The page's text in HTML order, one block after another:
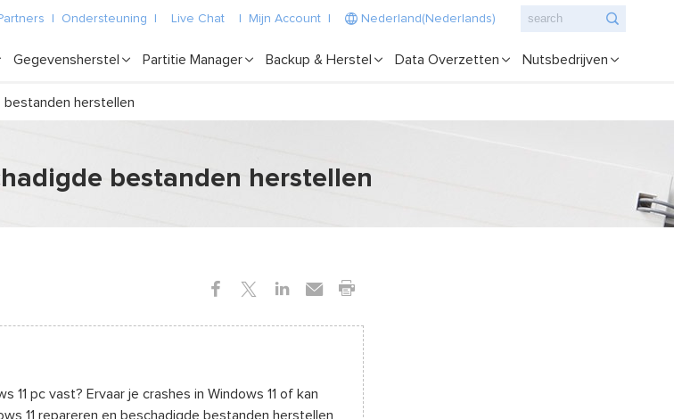
Ondersteuning Live Chat Mijn Account Nederland(Nederlands)
Gegevensherstel Partitie Manager Backup & Herstel Data Overzetten Nutsbedrijven
bestanden herstellen
bestanden herstellen
pc vast? Ervaar je crashes in Windows 11 of kan
11 repareren en beschadigde bestanden herstellen